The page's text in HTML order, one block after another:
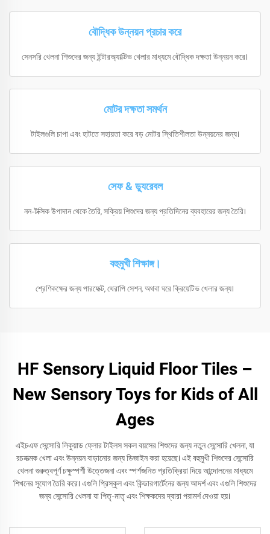
বৌদ্ধিক উন্নয়ন প্রচার করে
সেনসরি খেলনা শিশুদের জন্য ইন্টারঅ্যাক্টিভ খেলার মাধ্যমে বৌদ্ধিক দক্ষতা উন্নয়ন করে।
মোটর দক্ষতা সমর্থন
টাইলগুলি চাপা এবং হাটতে সহায়তা করে বড় মোটর স্থিতিশীলতা উন্নয়নের জন্য।
সেফ & ড্যুরেবল
নন-টক্সিক উপাদান থেকে তৈরি, সক্রিয় শিশুদের জন্য প্রতিদিনের ব্যবহারের জন্য তৈরি।
বহুমুখী শিক্ষাঙ্গ।
শ্রেণিকক্ষের জন্য পারফেক্ট, থেরাপি সেশন, অথবা ঘরে ক্রিয়েটিভ খেলার জন্য।
HF Sensory Liquid Floor Tiles –
New Sensory Toys for Kids of All
Ages
এইচএফ সেন্সোরি লিকুয়াড ফ্লোর টাইলস সকল বয়সের শিশুদের জন্য নতুন সেন্সোরি খেলনা, যা
রচনাত্মক খেলা এবং উন্নয়ন বাড়ানোর জন্য ডিজাইন করা হয়েছে। এই বহুমুখী শিশুদের সেন্সোরি
খেলনা গুরুত্বপূর্ণ চক্ষুস্পর্শী উত্তেজনা এবং স্পর্শজনিত প্রতিক্রিয়া দিয়ে আন্দোলনের মাধ্যমে
শিখনের সুযোগ তৈরি করে। এগুলি প্রিস্কুল এবং কিন্ডারগার্টেনের জন্য আদর্শ এবং এগুলি শিশুদের
জন্য সেন্সোরি খেলনা যা পিতৃ-মাতৃ এবং শিক্ষকদের দ্বারা পরামর্শ দেওয়া হয়।